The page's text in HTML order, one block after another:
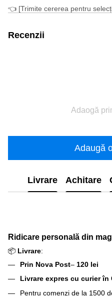
👈 [Trimite cererea pentru
Recenzii
Adaogă
Adaugă
Livrare Achitare
Ridicare personală din
📦 Livrare:
Prin Nova Post– 120 lei
Livrare expres cu curier în
Pentru comenzi de la 1500